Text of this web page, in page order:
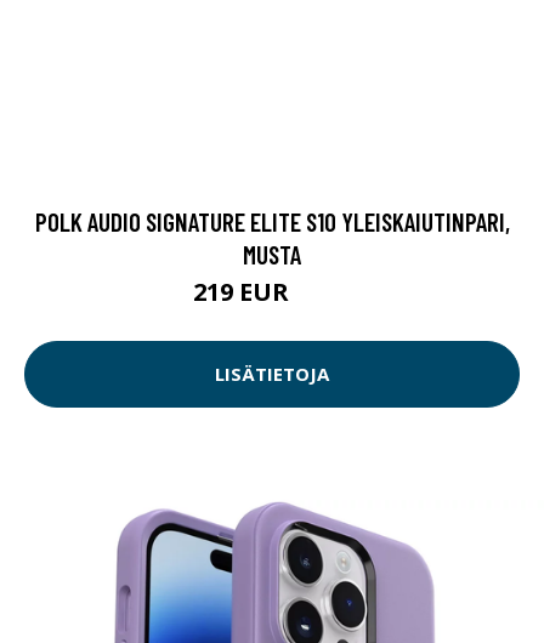
POLK AUDIO SIGNATURE ELITE S10 YLEISKAIUTINPARI,
MUSTA
219 EUR
LISÄTIETOJA